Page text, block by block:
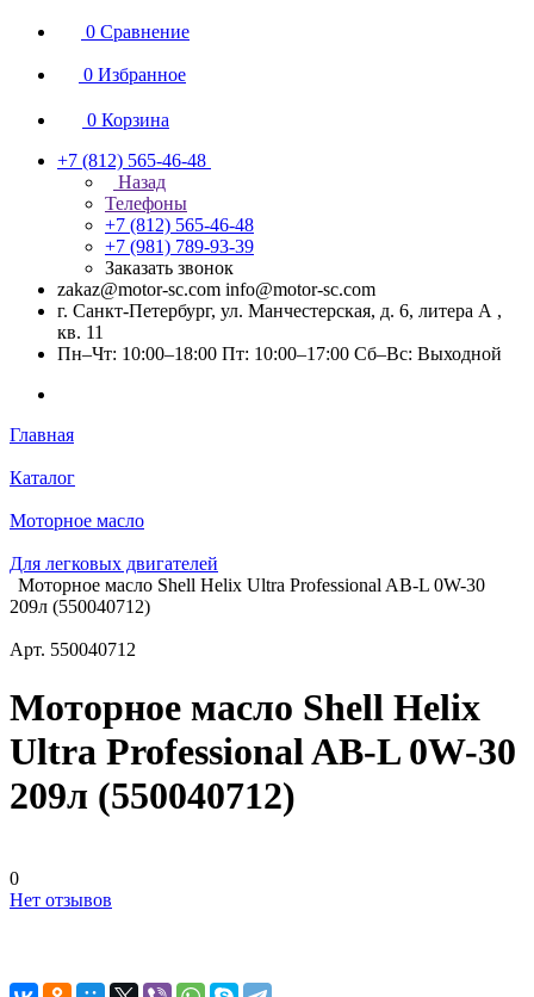
0 Сравнение
0 Избранное
0 Корзина
+7 (812) 565-46-48
Назад
Телефоны
+7 (812) 565-46-48
+7 (981) 789-93-39
Заказать звонок
zakaz@motor-sc.com info@motor-sc.com
г. Санкт-Петербург, ул. Манчестерская, д. 6, литера А ,
кв. 11
Пн–Чт: 10:00–18:00 Пт: 10:00–17:00 Сб–Вс: Выходной
Главная
Каталог
Моторное масло
Для легковых двигателей
Моторное масло Shell Helix Ultra Professional AB-L 0W-30
209л (550040712)
Арт. 550040712
Моторное масло Shell Helix
Ultra Professional AB-L 0W-30
209л (550040712)
0
Нет отзывов